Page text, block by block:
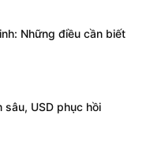
Những điều cần biết
sâu, USD phục hồi